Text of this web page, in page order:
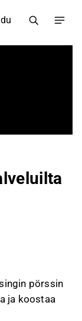
pörssin
ja koostaa